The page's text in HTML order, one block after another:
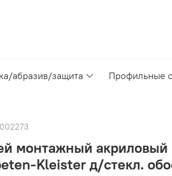
абразив/защита Профильные
монтажный акриловый
Kleister д/стекл.